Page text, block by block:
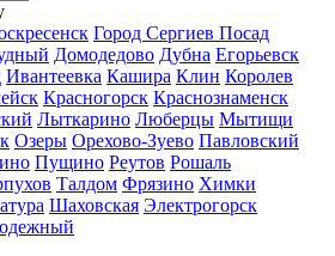
Город Сергиев Посад
Домодедово Дубна Егорьевск
Ивантеевка Кашира Клин Королев
Красногорск Краснознаменск
Лыткарино Люберцы Мытищи
Озеры Орехово-Зуево Павловский
Пущино Реутов Рошаль
Талдом Фрязино Химки
Шаховская Электрогорск